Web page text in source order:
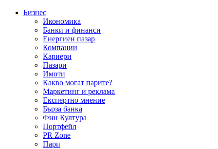
Бизнес
Икономика
Банки и финанси
Енергиен пазар
Компании
Кариери
Пазари
Имоти
Какво могат парите?
Маркетинг и реклама
Експертно мнение
Бърза банка
Фин Култура
Портфейл
PR Zone
Пари